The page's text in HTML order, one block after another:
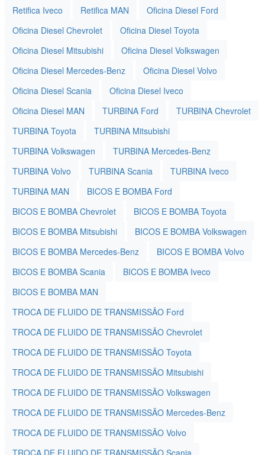
Retifica Iveco
Retifica MAN
Oficina Diesel Ford
Oficina Diesel Chevrolet
Oficina Diesel Toyota
Oficina Diesel Mitsubishi
Oficina Diesel Volkswagen
Oficina Diesel Mercedes-Benz
Oficina Diesel Volvo
Oficina Diesel Scania
Oficina Diesel Iveco
Oficina Diesel MAN
TURBINA Ford
TURBINA Chevrolet
TURBINA Toyota
TURBINA Mitsubishi
TURBINA Volkswagen
TURBINA Mercedes-Benz
TURBINA Volvo
TURBINA Scania
TURBINA Iveco
TURBINA MAN
BICOS E BOMBA Ford
BICOS E BOMBA Chevrolet
BICOS E BOMBA Toyota
BICOS E BOMBA Mitsubishi
BICOS E BOMBA Volkswagen
BICOS E BOMBA Mercedes-Benz
BICOS E BOMBA Volvo
BICOS E BOMBA Scania
BICOS E BOMBA Iveco
BICOS E BOMBA MAN
TROCA DE FLUIDO DE TRANSMISSÃO Ford
TROCA DE FLUIDO DE TRANSMISSÃO Chevrolet
TROCA DE FLUIDO DE TRANSMISSÃO Toyota
TROCA DE FLUIDO DE TRANSMISSÃO Mitsubishi
TROCA DE FLUIDO DE TRANSMISSÃO Volkswagen
TROCA DE FLUIDO DE TRANSMISSÃO Mercedes-Benz
TROCA DE FLUIDO DE TRANSMISSÃO Volvo
TROCA DE FLUIDO DE TRANSMISSÃO Scania